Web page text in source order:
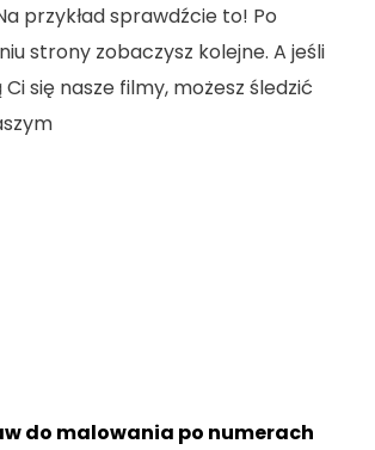
przykład sprawdźcie to! Po
strony zobaczysz kolejne. A jeśli
się nasze filmy, możesz śledzić
do malowania po numerach